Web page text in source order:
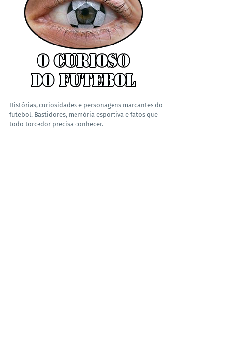
Histórias, curiosidades e personagens marcantes do
futebol. Bastidores, memória esportiva e fatos que
todo torcedor precisa conhecer.